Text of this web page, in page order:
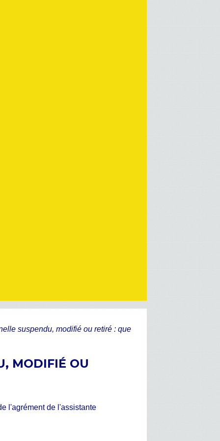
suspendu, modifié ou retiré : que
MODIFIÉ OU
l'agrément de l'assistante